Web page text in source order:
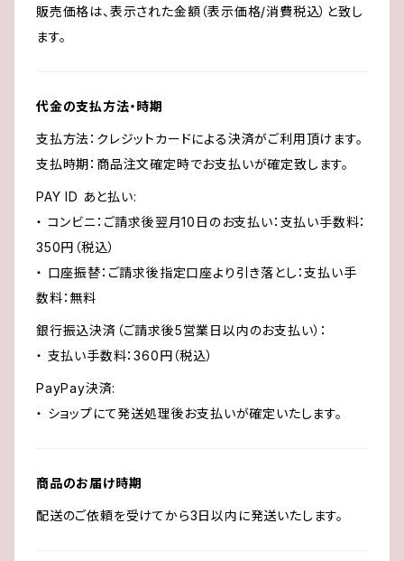
販売価格は、表示された金額（表示価格/消費税込）と致し
ます。
代金の支払方法・時期
支払方法：クレジットカードによる決済がご利用頂けます。
支払時期：商品注文確定時でお支払いが確定致します。
PAY ID あと払い:
・ コンビニ：ご請求後翌月10日のお支払い：支払い手数料：
350円（税込）
・ 口座振替：ご請求後指定口座より引き落とし：支払い手
数料：無料
銀行振込決済（ご請求後5営業日以内のお支払い）：
・ 支払い手数料：360円（税込）
PayPay決済:
・ ショップにて発送処理後お支払いが確定いたします。
商品のお届け時期
配送のご依頼を受けてから3日以内に発送いたします。